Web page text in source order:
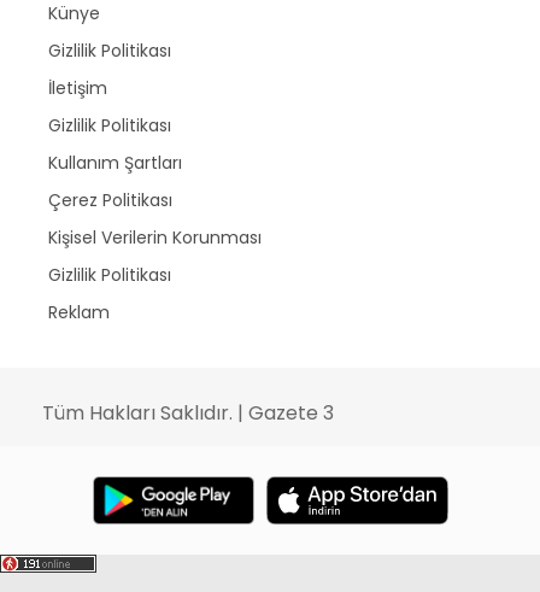
Künye
Gizlilik Politikası
İletişim
Gizlilik Politikası
Kullanım Şartları
Çerez Politikası
Kişisel Verilerin Korunması
Gizlilik Politikası
Reklam
Tüm Hakları Saklıdır. | Gazete 3